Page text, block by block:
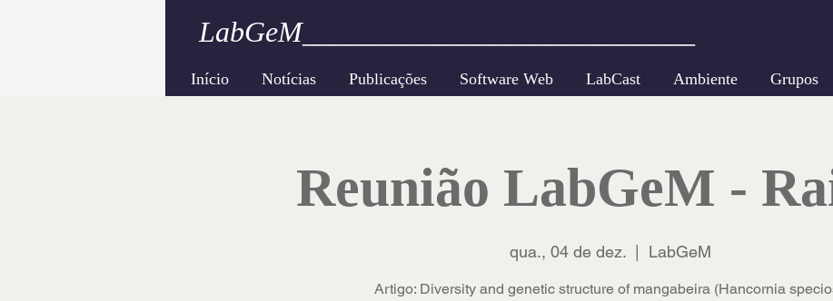
LabGeM___________________________
Início Notícias Publicações Software Web LabCast Ambiente Grupos
Reunião LabGeM -
qua., 04 de dez. LabGeM
Artigo: Diversity and genetic structure of mangabeira (Hancornia